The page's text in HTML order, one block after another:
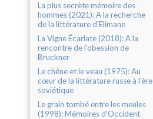
La plus secrète mémoire des
hommes (2021): A la recherche
de la littérature d'Elimane
La Vigne Écarlate (2018): A la
rencontre de l'obession de
Bruckner
Le chêne et le veau (1975): Au
cœur de la littérature russe à l'ère
soviétique
Le grain tombé entre les meules
(1998): Mémoires d'Occident